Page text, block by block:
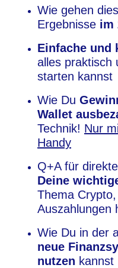
Wie gehen
Ergebnisse im
Einfache und
alles praktisch
starten kannst
Wie Du
Wallet
Technik! Nur
Handy
Q+A für direkte
Deine
Thema
Auszahlungen
Wie Du in der
neue
nutzen kannst